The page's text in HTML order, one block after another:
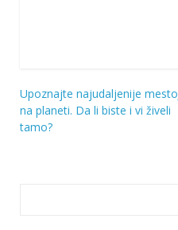
Navigacija
objava
Upoznajte najudaljenije mesto
na planeti. Da li biste i vi živeli
tamo?